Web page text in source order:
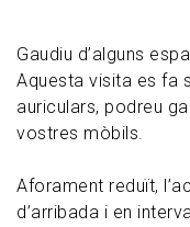
Gaudiu d’alguns
Aquesta visita es fa
auriculars, podreu
vostres mòbils.
Aforament reduït,
d’arribada i en